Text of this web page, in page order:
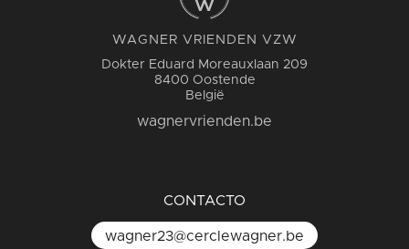
WAGNER VRIENDEN VZW
Dokter Eduard Moreauxlaan 209
8400 Oostende
België
wagnervrienden.be
CONTACTO
wagner23@cerclewagner.be